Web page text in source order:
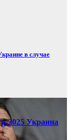
в случае
2025 Украина